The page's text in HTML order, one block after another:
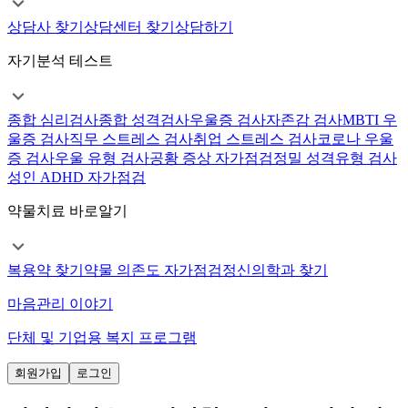
상담사 찾기 상담센터 찾기 상담하기
자기분석 테스트
종합 심리검사종합 성격검사우울증 검사자존감 검사MBTI 우
울증 검사직무 스트레스 검사취업 스트레스 검사코로나 우울
증 검사우울 유형 검사공황 증상 자가점검정밀 성격유형 검사
성인 ADHD 자가점검
약물치료 바로알기
복용약 찾기 약물 의존도 자가점검정신의학과 찾기
마음관리 이야기
단체 및 기업용 복지 프로그램
회원가입 로그인